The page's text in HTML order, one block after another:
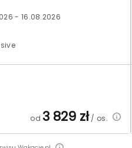
- 16.08.2026
od 3 829 zł/ os.